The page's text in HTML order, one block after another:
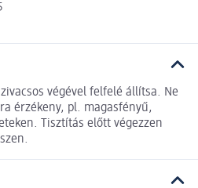
végével felfelé állítsa. Ne
érzékeny, pl. magasfényű,
Tisztítás előtt végezzen